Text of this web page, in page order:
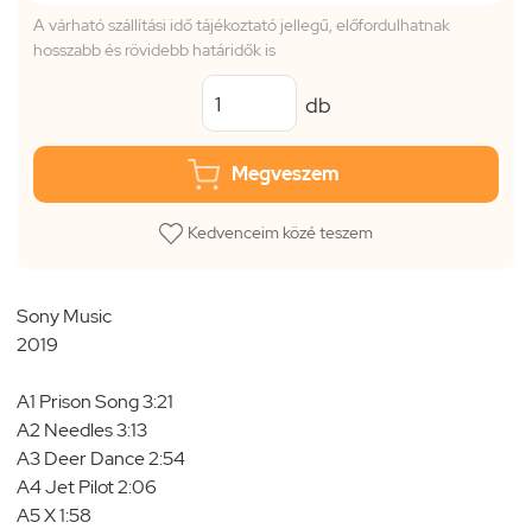
A várható szállítási idő tájékoztató jellegű, előfordulhatnak
hosszabb és rövidebb határidők is
db
Megveszem
Kedvenceim közé teszem
Sony Music
2019
A1 Prison Song 3:21
A2 Needles 3:13
A3 Deer Dance 2:54
A4 Jet Pilot 2:06
A5 X 1:58